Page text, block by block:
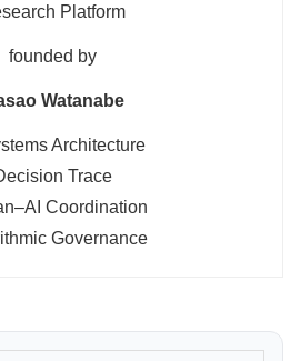
Platform
founded by
Watanabe
Architecture
Trace
Coordination
Governance